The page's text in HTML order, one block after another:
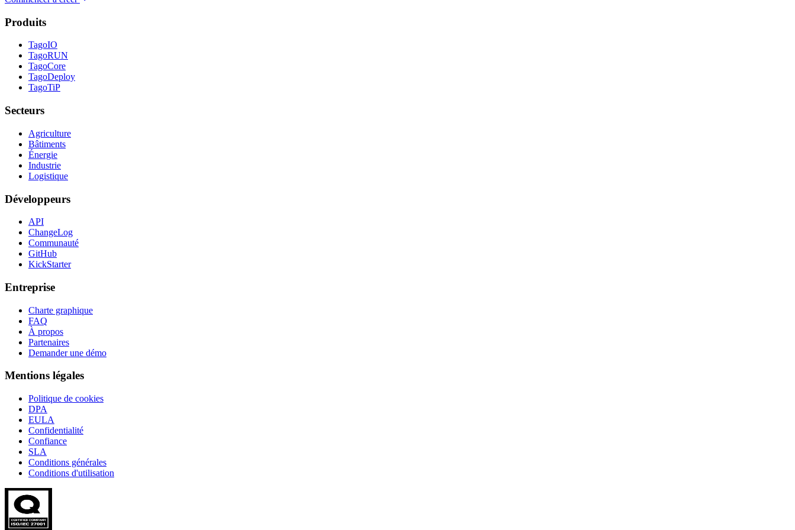
Produits
TagoIO
TagoRUN
TagoCore
TagoDeploy
TagoTiP
Secteurs
Agriculture
Bâtiments
Énergie
Industrie
Logistique
Développeurs
API
ChangeLog
Communauté
GitHub
KickStarter
Entreprise
Charte graphique
FAQ
À propos
Partenaires
Demander une démo
Mentions légales
Politique de cookies
DPA
EULA
Confidentialité
Confiance
SLA
Conditions générales
Conditions d'utilisation